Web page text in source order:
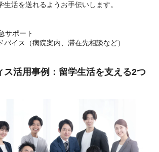
生活を送れるようお手伝いします。
サポート
バイス（病院案内、滞在先相談など）
ス活用事例：留学生活を支える2つ